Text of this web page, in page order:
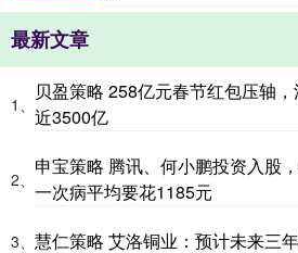
最新文章
1、
贝盈策略 258亿元春节红包压轴
近3500亿
2、
申宝策略 腾讯、何小鹏投资入股
一次病平均要花1185元
3、 慧仁策略 艾洛铜业：预计未来三